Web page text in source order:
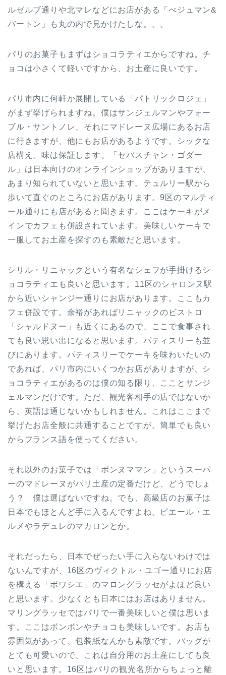
ルゼルブ通りや北マレなどにお店がある「べジュマン&
バートン」も丸の内で見かけたしな。。。
パリのお菓子もまずはショコラティエからですね。チ
ョコは小さくて軽いですから、お土産に良いです。
パリ市内に何軒か展開している「パトリックロジェ」
がまず挙げられますね。僕はサンジェルマンやフォー
ブル・サントノレ、それにマドレーヌ広場にあるお店
に行きますが、他にもお店があるようです。シックな
店構え。味は保証します。「セバスチャン・ゴダー
ル」は日本向けのオンラインショップがありますが、
あまり知られていないと思います。テュルリー駅から
歩いて直ぐのところにお店があります。9区のマルティ
ール通りにも店があると聞きます。ここはケーキがメ
インでカフェも併設されています。美味しいケーキで
一服してお土産を探すのも素敵だと思います。
シリル・リニャックという有名なシェフが手掛けるシ
ョコラティエも良いと思います。11区のシャロンヌ駅
から近いシャンジー通りにお店があります。ここもカ
フェ併設です。余裕があればリニャックのビストロ
「シャルドヌー」も近くにあるので、ここで食事され
ても良い思い出になると思います。パティスリーも並
びにあります。パティスリーでケーキを味わいたいの
であれば、パリ市内にいくつかお店がありますが、シ
ョコラティエがあるのは僕の知る限り、こことサンジ
ェルマンだけです。ただ、観光客相手の店ではないか
ら、英語は通じないかもしれません。これはここまで
挙げたお店全般に共通することですが。簡単でも良い
からフランス語を使ってください。
それ以外のお菓子では「ボンヌママン」というスーパ
ーのマドレーヌがパリ土産の定番だけど、どうでしょ
う？ 僕は選ばないですね。でも、高級店のお菓子は
日本でもほとんど手に入るんですよね。ピエール・エ
ルメやラデュレのマカロンとか。
それだったら、日本でぜったい手に入らないわけでは
ないんですが、16区のヴィクトル・ユゴー通りにお店
を構える「ボワシエ」のマロングラッセがよほど良い
と思います。少なくとも日本にはお店はありません。
マリングラッセではパリで一番美味しいと僕は思いま
す。ここはボンボンやチョコも美味しいです。お店も
雰囲気があって、包装紙なんかも素敵です。バッグが
とても可愛いので、これは自分用のお土産にしても良
いと思います。16区はパリの観光名所からちょっと離